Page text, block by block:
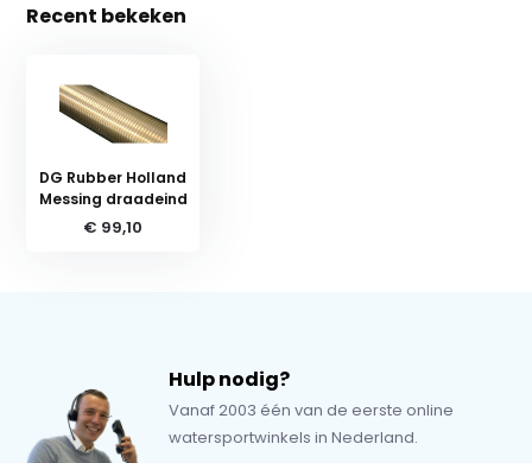
Recent bekeken
DG Rubber Holland
Messing draadeind
€ 99,10
Hulp nodig?
Vanaf 2003 één van de eerste online
watersportwinkels in Nederland.